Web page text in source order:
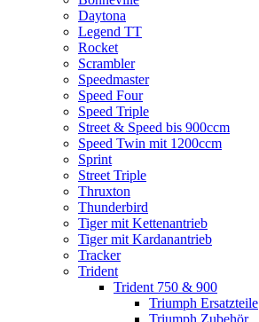
Daytona
Legend TT
Rocket
Scrambler
Speedmaster
Speed Four
Speed Triple
Street & Speed bis 900ccm
Speed Twin mit 1200ccm
Sprint
Street Triple
Thruxton
Thunderbird
Tiger mit Kettenantrieb
Tiger mit Kardanantrieb
Tracker
Trident
Trident 750 & 900
Triumph Ersatzteile
Triumph Zubehör